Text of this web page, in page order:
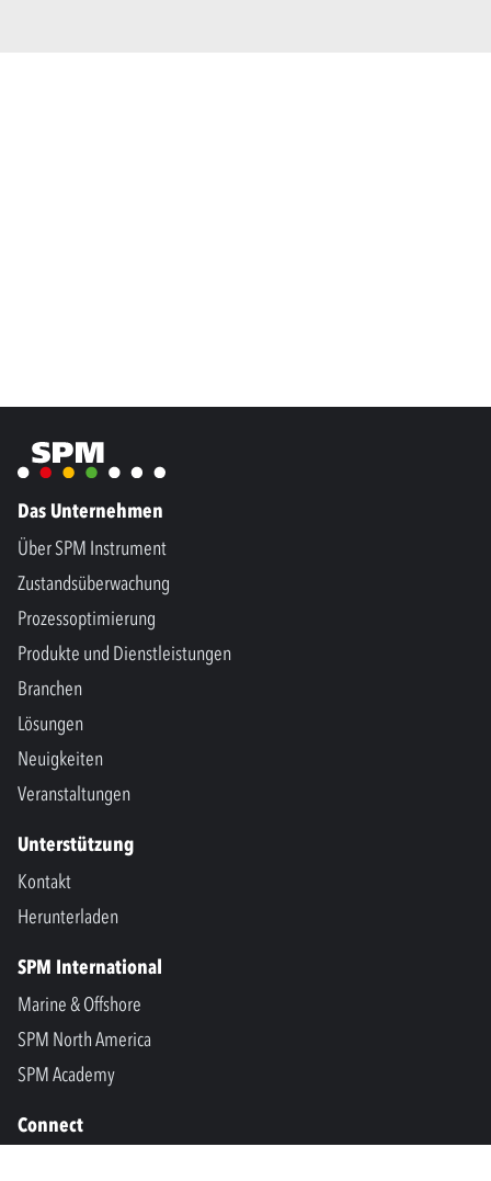
Das Unternehmen
Über SPM Instrument
Zustandsüberwachung
Prozessoptimierung
Produkte und Dienstleistungen
Branchen
Lösungen
Neuigkeiten
Veranstaltungen
Unterstützung
Kontakt
Herunterladen
SPM International
Marine & Offshore
SPM North America
SPM Academy
Connect